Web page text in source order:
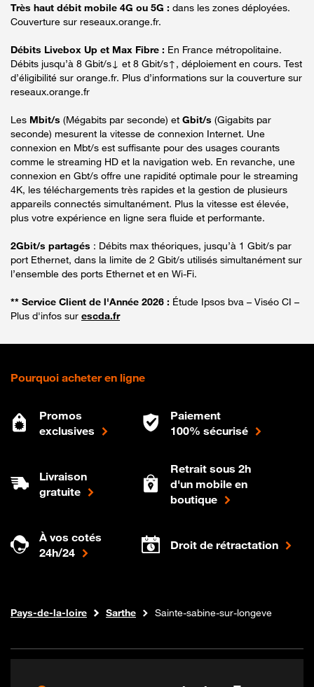
Très haut débit mobile 4G ou 5G : dans les zones déployées.
Couverture sur reseaux.orange.fr.
Débits Livebox Up et Max Fibre : En France métropolitaine.
Débits jusqu’à 8 Gbit/s↓ et 8 Gbit/s↑, déploiement en cours. Test
d’éligibilité sur orange.fr. Plus d’informations sur la couverture sur
reseaux.orange.fr
Les Mbit/s (Mégabits par seconde) et Gbit/s (Gigabits par
seconde) mesurent la vitesse de connexion Internet. Une
connexion en Mbt/s est suffisante pour des usages courants
comme le streaming HD et la navigation web. En revanche, une
connexion en Gbt/s offre une rapidité optimale pour le streaming
4K, les téléchargements très rapides et la gestion de plusieurs
appareils connectés simultanément. Plus la vitesse est élevée,
plus votre expérience en ligne sera fluide et performante.
2Gbit/s partagés : Débits max théoriques, jusqu’à 1 Gbit/s par
port Ethernet, dans la limite de 2 Gbit/s utilisés simultanément sur
l’ensemble des ports Ethernet et en Wi-Fi.
** Service Client de l'Année 2026 : Étude Ipsos bva – Viséo CI –
Plus d'infos sur escda.fr
Pourquoi acheter en ligne
Promos
exclusives
Paiement
100% sécurisé
Livraison
gratuite
Retrait sous 2h
d'un mobile en
boutique
À vos cotés
24h/24
Droit de rétractation
Boutique Orange
Internet fibre
Pays-de-la-loire Sarthe Sainte-sabine-sur-longeve